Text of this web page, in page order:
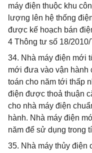
máy điện thuộc khu
lượng lên hệ thống
được kế hoạch bán
4 Thông tư số 18/2010/
34. Nhà máy điện mới
mới đưa vào vận hành
toán cho năm tới thấp
điện được thoả thuận
cho nhà máy điện
hành. Nhà máy điện
năm để sử dụng trong
35. Nhà máy thủy điện